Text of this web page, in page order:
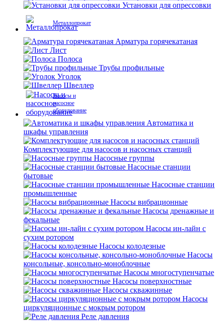
Установки для опрессовки
Металлопрокат
Арматура горячекатаная
Лист
Полоса
Трубы профильные
Уголок
Швеллер
Насосы и
насосное
оборудование
Автоматика и
шкафы управления
Комплектующие для насосов и насосных станций
Насосные группы
Насосные станции
бытовые
Насосные станции
промышленные
Насосы вибрационные
Насосы дренажные и
фекальные
Насосы ин-лайн с
сухим ротором
Насосы колодезные
Насосы
консольные, консольно-моноблочные
Насосы многоступенчатые
Насосы поверхностные
Насосы скважинные
Насосы
циркуляционные с мокрым ротором
Реле давления